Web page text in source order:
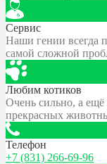
Сервис
Наши гении всегда
самой сложной
Любим котиков
Очень сильно, а
прекрасных
Телефон
+7 (831) 266-69-96